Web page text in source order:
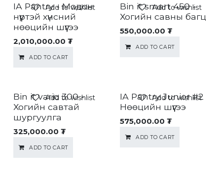
IA Pantry - Модон
нүүртэй хүнсний
нөөцийн шүүгээ
2,010,000.00 ₮
ADD TO CART
Add to wishlist
Bin it smart 450 -
Хогийн савны багц
550,000.00 ₮
ADD TO CART
Add to wishlist
Bin it vario 300 -
Хогийн савтай
шургуулга
325,000.00 ₮
ADD TO CART
Add to wishlist
IA Pantry Junior #2
Нөөцийн шүүгээ
575,000.00 ₮
ADD TO CART
Add to wishlist